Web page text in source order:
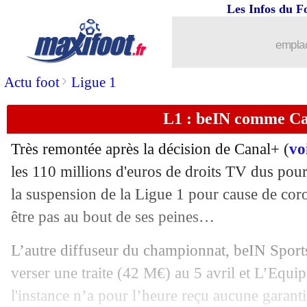
Actu foot> Ligue 1
Les Infos du
L1 : beIN comme
Très remontée après la décision de Canal+ (
les 110 millions d'euros de droits TV dus
la suspension de la Ligue 1 pour cause de
être pas au bout de ses peines…
L’autre diffuseur du championnat, beIN
verser une traite (42 M€) au 5 avril et
l'instance n’a pour l’heure reçu aucune
: Martinez et la malchance
29/03 Tottenham: Ndombele, Petit
29/03 Barça: Ter Stegen n'est pas un
: Son et Bergwijn quittent
29/03 Dortmund: l'entraînement va
29/03 L1: Gourcuff soutient l'idée de
29/03 Lens : Leca ne veut pas reprendre
29/03 L1: Cheick Diabaté veut revenir